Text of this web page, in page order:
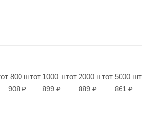
от 800 шт
908 ₽
от 1000 шт
899 ₽
от 2000 шт
889 ₽
от 5000 шт
861 ₽